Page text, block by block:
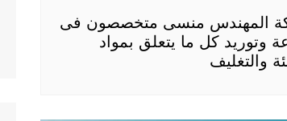
المهندس منسى متخصصون فى
وتوريد كل ما يتعلق بمواد
والتغليف